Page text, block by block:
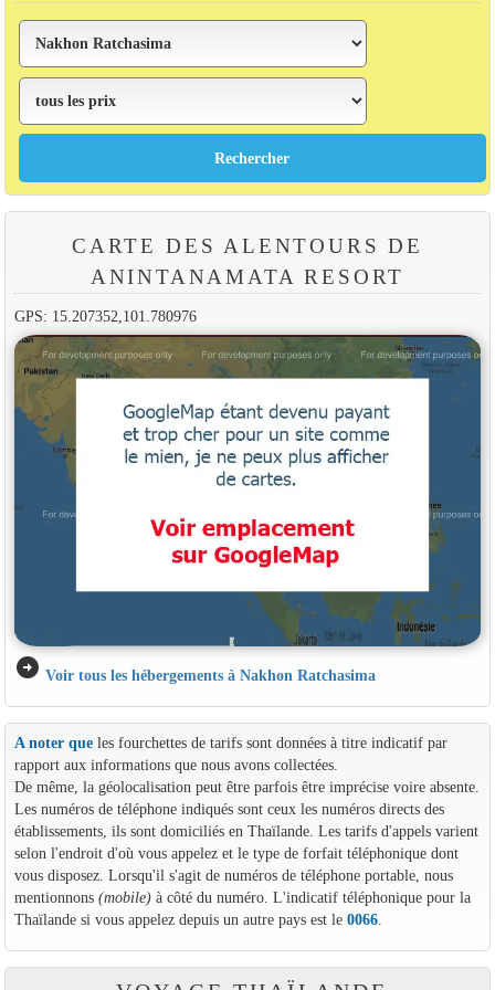
CARTE DES ALENTOURS DE
ANINTANAMATA RESORT
GPS: 15.207352,101.780976
arrow_circle_right Voir tous les hébergements à Nakhon Ratchasima
A noter queles fourchettes de tarifs sont données à titre indicatif par
rapport aux informations que nous avons collectées.
De même, la géolocalisation peut être parfois être imprécise voire absente.
Les numéros de téléphone indiqués sont ceux les numéros directs des
établissements, ils sont domiciliés en Thaïlande. Les tarifs d'appels varient
selon l'endroit d'où vous appelez et le type de forfait téléphonique dont
vous disposez. Lorsqu'il s'agit de numéros de téléphone portable, nous
mentionnons (mobile)à côté du numéro. L'indicatif téléphonique pour la
Thaïlande si vous appelez depuis un autre pays est le 0066.